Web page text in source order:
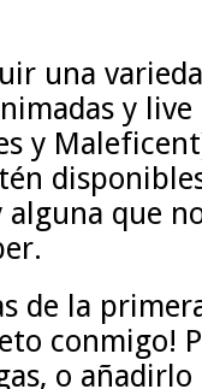
una
y
y
que
de la
conmigo!
o